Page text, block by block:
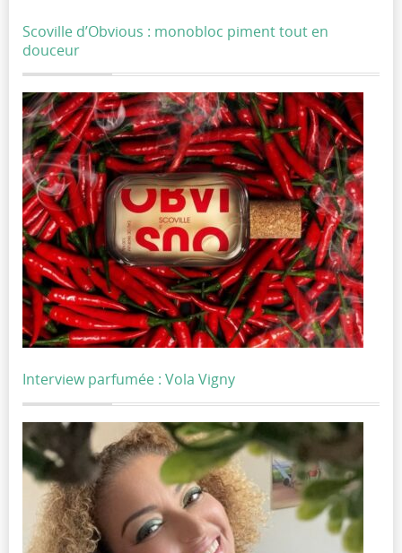
Scoville d’Obvious : monobloc piment tout en
douceur
Interview parfumée : Vola Vigny